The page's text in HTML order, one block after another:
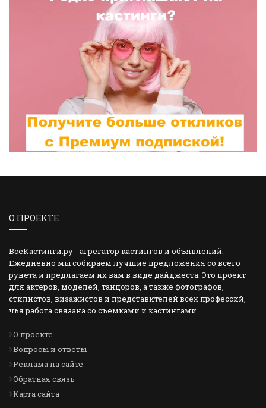
О ПРОЕКТЕ
ВсеКастинги.ру - агрегатор кастингов и объявлений.
Ежедневно мы собираем лучшие предложения со всего
рунета и предлагаем их вам в виде дайджеста. Это проект
для актеров, моделей, танцоров, а также фотографов,
стилистов, визажистов и представителей всех профессий,
чья работа связана со съемками и кастингами.
О проекте
Вопросы и ответы
Реклама на сайте
Обратная связь
Карта сайта